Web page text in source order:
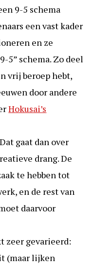
9-5 schema
een vast kader
en ze
5” schema. Zo deel
vrij beroep hebt,
door andere
Hokusai’s
gaat dan over
drang. De
te hebben tot
en de rest van
daarvoor
zeer gevarieerd:
(maar lijken